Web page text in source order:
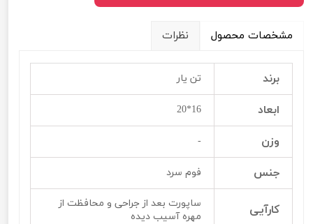
مشخصات محصول نظرات
برند تن یار
ابعاد 16*20
وزن -
جنس فوم سرد
کارآیی
ساپورت بعد از جراحی و محافظت از
مهره آسیب دیده